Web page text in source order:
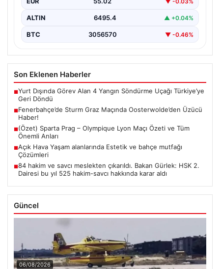
ALTIN 6495.4 ▲ +0.04%
BTC 3056570 ▼ -0.46%
Son Eklenen Haberler
■Yurt Dışında Görev Alan 4 Yangın Söndürme Uçağı Türkiye’ye
Geri Döndü
■Fenerbahçe’de Sturm Graz Maçında Oosterwolde’den Üzücü
Haber!
■(Özet) Sparta Prag – Olympique Lyon Maçı Özeti ve Tüm
Önemli Anları
■Açık Hava Yaşam alanlarında Estetik ve bahçe mutfağı
Çözümleri
■84 hakim ve savcı meslekten çıkarıldı. Bakan Gürlek: HSK 2.
Dairesi bu yıl 525 hakim-savcı hakkında karar aldı
Güncel
06/08/2026